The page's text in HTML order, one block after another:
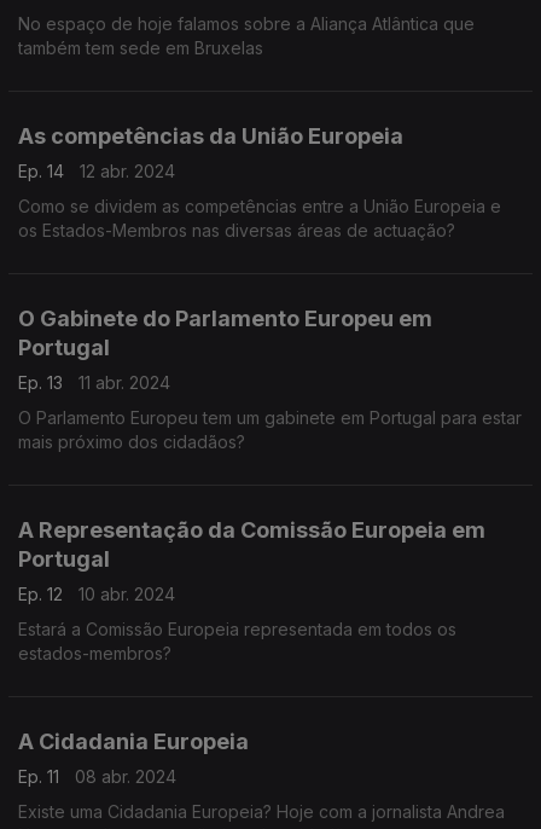
No espaço de hoje falamos sobre a Aliança Atlântica que
também tem sede em Bruxelas
As competências da União Europeia
Ep. 14
12 abr. 2024
Como se dividem as competências entre a União Europeia e
os Estados-Membros nas diversas áreas de actuação?
O Gabinete do Parlamento Europeu em
Portugal
Ep. 13
11 abr. 2024
O Parlamento Europeu tem um gabinete em Portugal para estar
mais próximo dos cidadãos?
A Representação da Comissão Europeia em
Portugal
Ep. 12
10 abr. 2024
Estará a Comissão Europeia representada em todos os
estados-membros?
A Cidadania Europeia
Ep. 11
08 abr. 2024
Existe uma Cidadania Europeia? Hoje com a jornalista Andrea